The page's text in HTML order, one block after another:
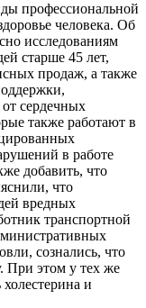
профессиональной
человека. Об
исследованиям
старше 45 лет,
продаж, а также
сердечных
также работают в
в работе
добавить, что
что
вредных
транспортной
сознались, что
При этом у тех же
и